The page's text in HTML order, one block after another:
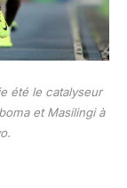
été le catalyseur
et Masilingi à